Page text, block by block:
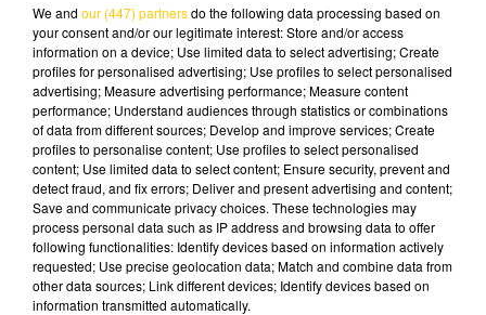
Lecture (3 min 40 sec)
27 mai 2025 - 3 min 40 sec
L'INFO DU GARD DU 27/05/25 À 18H59
Ecoutez sur Totem l'information en Lozère et sur
le bassin d'Alès avec les reportages de nos
journalistes sur le terrain.
We and our (447) partnersdo the following data processing based on
your consent and/or our legitimate interest: Store and/or access
information on a device; Use limited data to select advertising; Create
profiles for personalised advertising; Use profiles to select personalised
advertising; Measure advertising performance; Measure content
performance; Understand audiences through statistics or combinations
of data from different sources; Develop and improve services; Create
profiles to personalise content; Use profiles to select personalised
content; Use limited data to select content; Ensure security, prevent and
detect fraud, and fix errors; Deliver and present advertising and content;
Save and communicate privacy choices. These technologies may
process personal data such as IP address and browsing data to offer
following functionalities: Identify devices based on information actively
requested; Use precise geolocation data; Match and combine data from
other data sources; Link different devices; Identify devices based on
information transmitted automatically.